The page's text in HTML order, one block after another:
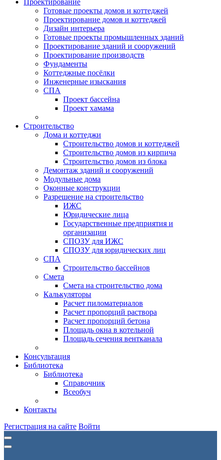
Проектирование
Готовые проекты домов и коттеджей
Проектирование домов и коттеджей
Дизайн интерьера
Готовые проекты промышленных зданий
Проектирование зданий и сооружений
Проектирование производств
Фундаменты
Коттеджные посёлки
Инженерные изыскания
СПА
Проект бассейна
Проект хамама
Строительство
Дома и коттеджи
Строительство домов и коттеджей
Строительство домов из кирпича
Строительство домов из блока
Демонтаж зданий и сооружений
Модульные дома
Оконные конструкции
Разрешение на строительство
ИЖС
Юридические лица
Государственные предприятия и
организации
СПОЗУ для ИЖС
СПОЗУ для юридических лиц
СПА
Строительство бассейнов
Смета
Смета на строительство дома
Калькуляторы
Расчет пиломатериалов
Расчет пропорций раствора
Расчет пропорций бетона
Площадь окна в котельной
Площадь сечения вентканала
Консультация
Библиотека
Библиотека
Справочник
Всеобуч
Контакты
Регистрация на сайте Войти